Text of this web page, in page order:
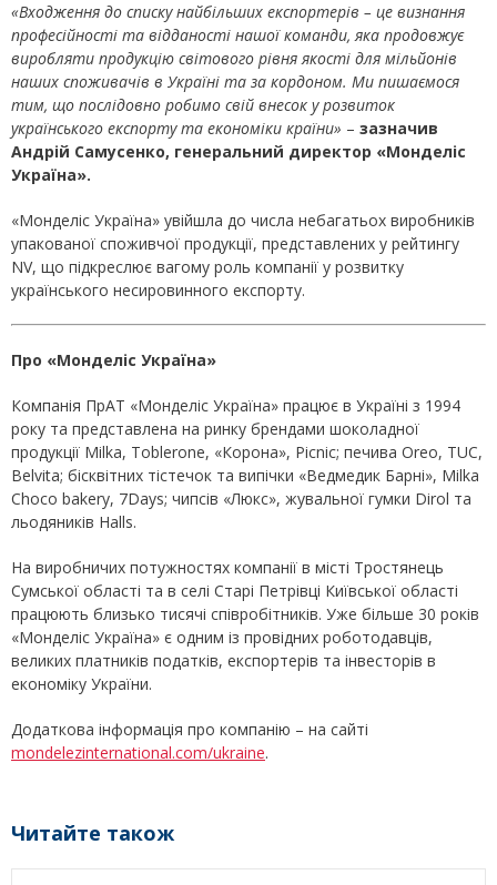
«Входження до списку найбільших експортерів – це визнання
професійності та відданості нашої команди, яка продовжує
виробляти продукцію світового рівня якості для мільйонів
наших споживачів в Україні та за кордоном. Ми пишаємося
тим, що послідовно робимо свій внесок у розвиток
українського експорту та економіки країни» – зазначив
Андрій Самусенко, генеральний директор «Монделіс
Україна».
«Монделіс Україна» увійшла до числа небагатьох виробників
упакованої споживчої продукції, представлених у рейтингу
NV, що підкреслює вагому роль компанії у розвитку
українського несировинного експорту.
Про «Монделіс Україна»
Компанія ПрАТ «Монделіс Україна» працює в Україні з 1994
року та представлена на ринку брендами шоколадної
продукції Milka, Toblerone, «Корона», Picnic; печива Oreo, TUC,
Belvita; бісквітних тістечок та випічки «Ведмедик Барні», Milka
Choco bakery, 7Days; чипсів «Люкс», жувальної гумки Dirol та
льодяників Halls.
На виробничих потужностях компанії в місті Тростянець
Сумської області та в селі Старі Петрівці Київської області
працюють близько тисячі співробітників. Уже більше 30 років
«Монделіс Україна» є одним із провідних роботодавців,
великих платників податків, експортерів та інвесторів в
економіку України.
Додаткова інформація про компанію – на сайті
mondelezinternational.com/ukraine.
Читайте також